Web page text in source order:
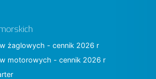
żaglowych - cennik 2026 r
motorowych - cennik 2026 r